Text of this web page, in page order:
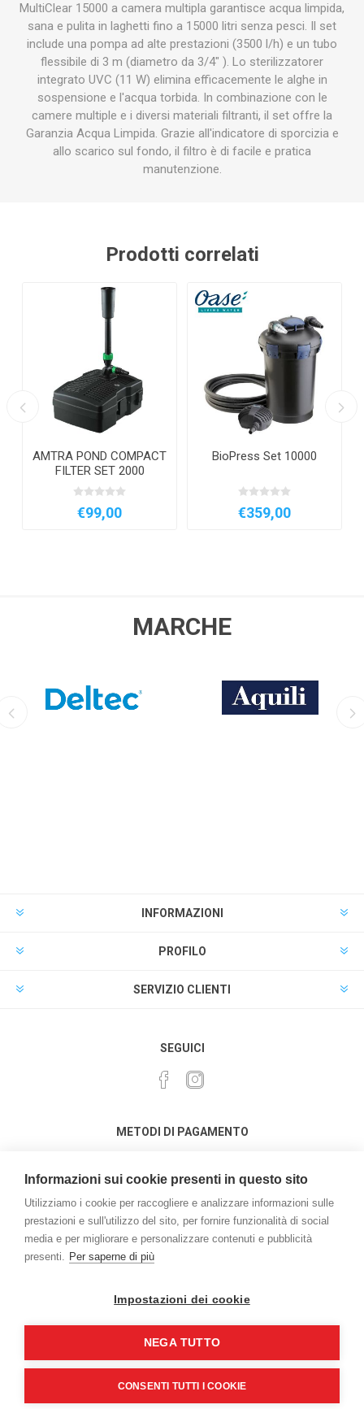
MultiClear 15000 a camera multipla garantisce acqua limpida,
sana e pulita in laghetti fino a 15000 litri senza pesci. Il set
include una pompa ad alte prestazioni (3500 l/h) e un tubo
flessibile di 3 m (diametro da 3/4" ). Lo sterilizzatorer
integrato UVC (11 W) elimina efficacemente le alghe in
sospensione e l'acqua torbida. In combinazione con le
camere multiple e i diversi materiali filtranti, il set offre la
Garanzia Acqua Limpida. Grazie all'indicatore di sporcizia e
allo scarico sul fondo, il filtro è di facile e pratica
manutenzione.
Prodotti correlati
AMTRA POND COMPACT
FILTER SET 2000
€99,00
BioPress Set 10000
€359,00
MARCHE
INFORMAZIONI
PROFILO
SERVIZIO CLIENTI
SEGUICI
METODI DI PAGAMENTO
Powered by
riservati | P.iva e C.F. 03162050276
Informazioni sui cookie presenti in questo sito
Utilizziamo i cookie per raccogliere e analizzare informazioni sulle
prestazioni e sull'utilizzo del sito, per fornire funzionalità di social
media e per migliorare e personalizzare contenuti e pubblicità
presenti. Per saperne di più
Impostazioni dei cookie
NEGA TUTTO
CONSENTI TUTTI I COOKIE